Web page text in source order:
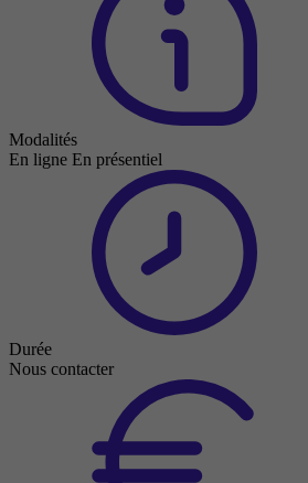
Modalités
En ligne En présentiel
Durée
Nous contacter